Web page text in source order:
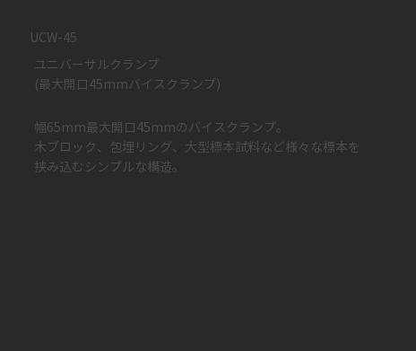
UCW-45
ユニバーサルクランプ
​(最大開口45mmバイスクランプ)
幅65mm最大開口45mmのバイスクランプ。
木ブロック、包埋リング、大型標本試料など様々な標本を
挟み込むシンプルな構造。